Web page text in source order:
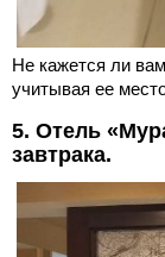
Не кажется ли
учитывая ее
5. Отель
завтрака.